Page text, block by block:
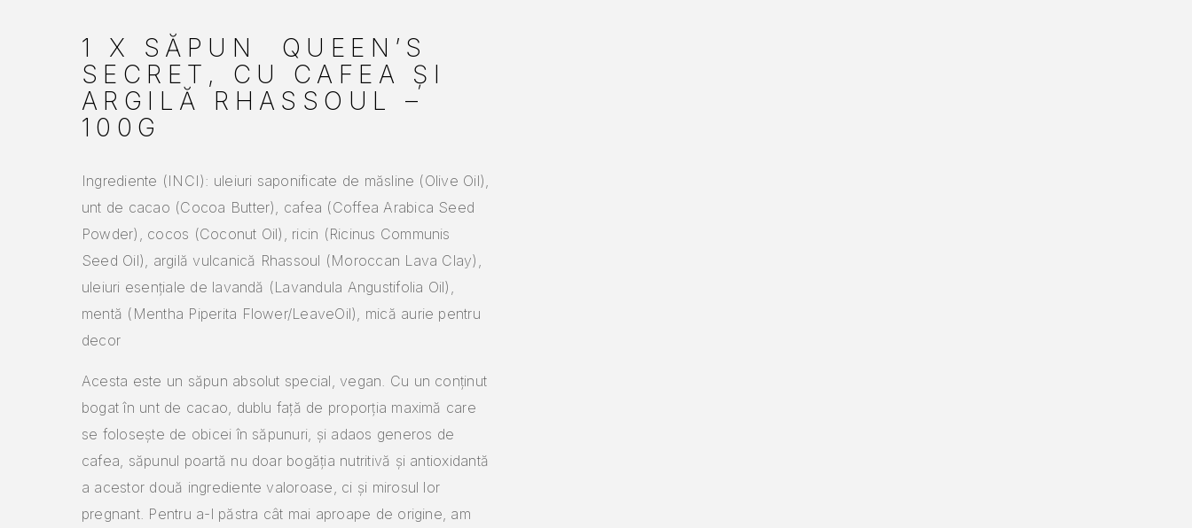
1 X SĂPUN QUEEN’S
SECRET, CU CAFEA ȘI
ARGILĂ RHASSOUL –
100G
Ingrediente (INCI): uleiuri saponificate de măsline (Olive Oil),
unt de cacao (Cocoa Butter), cafea (Coffea Arabica Seed
Powder), cocos (Coconut Oil), ricin (Ricinus Communis
Seed Oil), argilă vulcanică Rhassoul (Moroccan Lava Clay),
uleiuri esențiale de lavandă (Lavandula Angustifolia Oil),
mentă (Mentha Piperita Flower/LeaveOil), mică aurie pentru
decor
Acesta este un săpun absolut special, vegan. Cu un conținut
bogat în unt de cacao, dublu față de proporția maximă care
se folosește de obicei în săpunuri, și adaos generos de
cafea, săpunul poartă nu doar bogăția nutritivă și antioxidantă
a acestor două ingrediente valoroase, ci și mirosul lor
pregnant. Pentru a-l păstra cât mai aproape de origine, am